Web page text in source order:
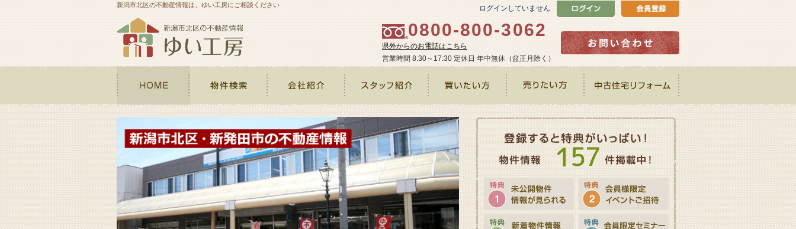
新潟市北区の不動産情報は、ゆい工房にご相談ください ログインしていません
0800-800-3062
県外からのお電話はこちら
営業時間 8:30～17:30 定休日 年中無休（盆正月除く）